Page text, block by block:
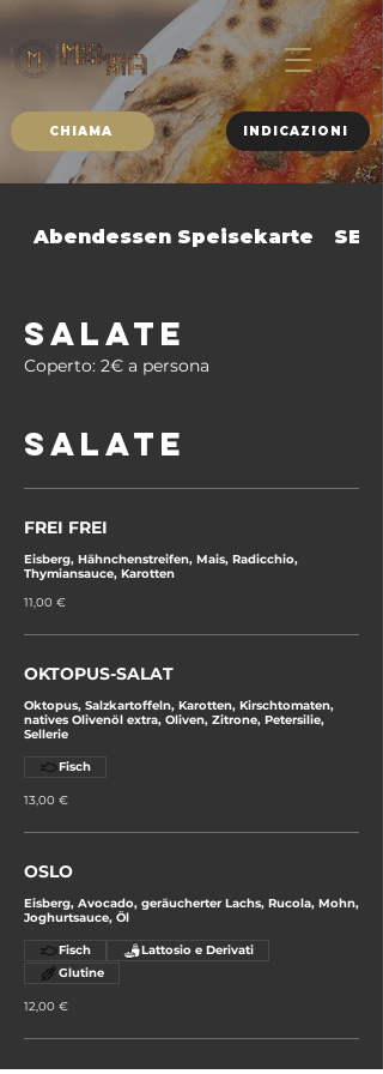
CHIAMA INDICAZIONI
Abendessen Speisekarte
SALATE
Coperto: 2€ a persona
SALATE
FREI FREI
Eisberg, Hähnchenstreifen, Mais, Radicchio,
Thymiansauce, Karotten
11,00 €
OKTOPUS-SALAT
Oktopus, Salzkartoffeln, Karotten, Kirschtomaten,
natives Olivenöl extra, Oliven, Zitrone, Petersilie,
Sellerie
13,00 €
Fisch
OSLO
Eisberg, Avocado, geräucherter Lachs, Rucola, Mohn,
Joghurtsauce, Öl
12,00 €
Fisch
Lattosio e Derivati
Glutine